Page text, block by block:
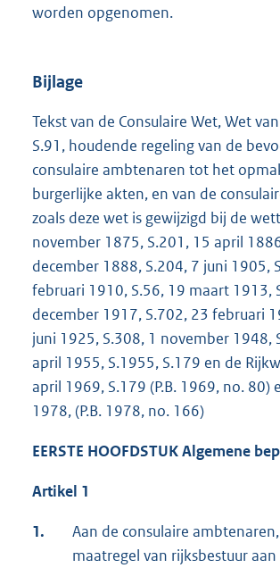
worden opgenomen.
Bijlage
Tekst van de Consulaire Wet, Wet
S.91, houdende regeling van de
consulaire ambtenaren tot het
burgerlijke akten, en van de
zoals deze wet is gewijzigd bij de
november 1875, S.201, 15 april
december 1888, S.204, 7 juni 1905,
februari 1910, S.56, 19 maart 1913,
december 1917, S.702, 23 februari
juni 1925, S.308, 1 november 1948,
april 1955, S.1955, S.179 en de
april 1969, S.179 (P.B. 1969, no. 80)
1978, (P.B. 1978, no. 166)
EERSTE HOOFDSTUK Algemene
Artikel 1
1.
Aan de consulaire
maatregel van rijksbestuur